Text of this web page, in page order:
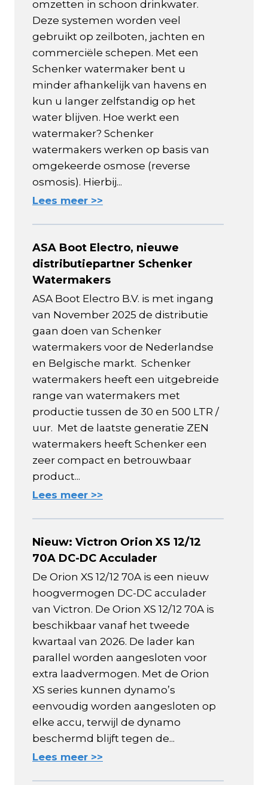
omzetten in schoon drinkwater.
Deze systemen worden veel
gebruikt op zeilboten, jachten en
commerciële schepen. Met een
Schenker watermaker bent u
minder afhankelijk van havens en
kun u langer zelfstandig op het
water blijven. Hoe werkt een
watermaker? Schenker
watermakers werken op basis van
omgekeerde osmose (reverse
osmosis). Hierbij...
Lees meer >>
ASA Boot Electro, nieuwe
distributiepartner Schenker
Watermakers
ASA Boot Electro B.V. is met ingang
van November 2025 de distributie
gaan doen van Schenker
watermakers voor de Nederlandse
en Belgische markt. Schenker
watermakers heeft een uitgebreide
range van watermakers met
productie tussen de 30 en 500 LTR /
uur. Met de laatste generatie ZEN
watermakers heeft Schenker een
zeer compact en betrouwbaar
product...
Lees meer >>
Nieuw: Victron Orion XS 12/12
70A DC-DC Acculader
De Orion XS 12/12 70A is een nieuw
hoogvermogen DC-DC acculader
van Victron. De Orion XS 12/12 70A is
beschikbaar vanaf het tweede
kwartaal van 2026. De lader kan
parallel worden aangesloten voor
extra laadvermogen. Met de Orion
XS series kunnen dynamo’s
eenvoudig worden aangesloten op
elke accu, terwijl de dynamo
beschermd blijft tegen de...
Lees meer >>